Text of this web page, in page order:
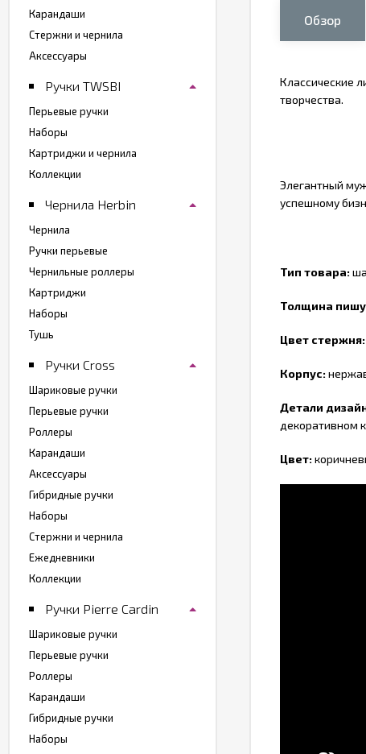
Обзор
Классические
творчества.
Элегантный
успешному
Тип товара:
Толщина
Цвет стержня:
Корпус:
Детали
декоративном
Цвет:
Карандаши
Стержни и чернила
Аксессуары
Ручки TWSBI
Перьевые ручки
Наборы
Картриджи и чернила
Коллекции
Чернила Herbin
Чернила
Ручки перьевые
Чернильные роллеры
Картриджи
Наборы
Тушь
Ручки Cross
Шариковые ручки
Перьевые ручки
Роллеры
Карандаши
Аксессуары
Гибридные ручки
Наборы
Стержни и чернила
Ежедневники
Коллекции
Ручки Pierre Cardin
Шариковые ручки
Перьевые ручки
Роллеры
Карандаши
Гибридные ручки
Наборы